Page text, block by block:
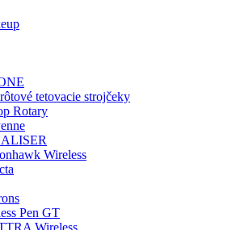
tetovacie strojčeky
Rotary
Wireless
Pen GT
Wireless